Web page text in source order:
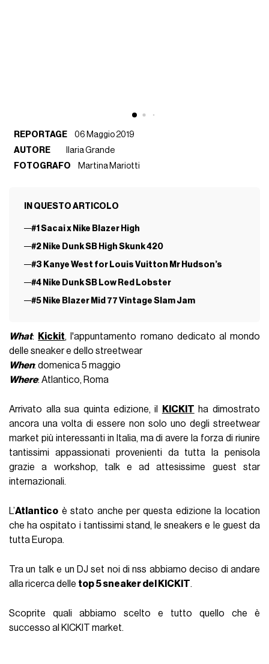
REPORTAGE
06 Maggio 2019
AUTORE
Ilaria Grande
FOTOGRAFO
Martina Mariotti
IN QUESTO ARTICOLO
#1 Sacai x Nike Blazer High
#2 Nike Dunk SB High Skunk 420
#3 Kanye West for Louis Vuitton Mr Hudson’s
#4 Nike Dunk SB Low Red Lobster
#5 Nike Blazer Mid 77 Vintage Slam Jam
What: Kickit, l'appuntamento romano dedicato al mondo
delle sneaker e dello streetwear
When: domenica 5 maggio
Where: Atlantico, Roma
Arrivato alla sua quinta edizione, il KICKIT ha dimostrato
ancora una volta di essere non solo uno degli streetwear
market più interessanti in Italia, ma di avere la forza di riunire
tantissimi appassionati provenienti da tutta la penisola
grazie a workshop, talk e ad attesissime guest star
internazionali.
L’Atlantico è stato anche per questa edizione la location
che ha ospitato i tantissimi stand, le sneakers e le guest da
tutta Europa.
Tra un talk e un DJ set noi di nss abbiamo deciso di andare
alla ricerca delle top 5 sneaker del KICKIT.
Scoprite quali abbiamo scelto e tutto quello che è
successo al KICKIT market.